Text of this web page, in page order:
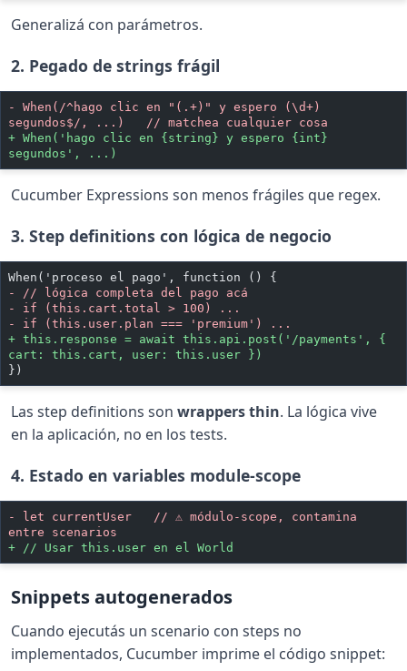
Generalizá con parámetros.
2. Pegado de strings frágil
-
When(/^hago clic en "(.+)" y espero (\d+)
segundos$/, ...)   // matchea cualquier cosa
+ When('hago clic en {string} y espero {int}
segundos', ...)
Cucumber Expressions son menos frágiles que regex.
3. Step definitions con lógica de negocio
When('proceso el pago', function () {
-
// lógica completa del pago acá
-
if (this.cart.total > 100) ...
-
if (this.user.plan === 'premium') ...
+ this.response = await this.api.post('/payments', {
cart: this.cart, user: this.user })
})
Las step definitions son wrappers thin. La lógica vive
en la aplicación, no en los tests.
4. Estado en variables module-scope
-
let currentUser   // ⚠ módulo-scope, contamina
entre scenarios
+ // Usar this.user en el World
Snippets autogenerados
Cuando ejecutás un scenario con steps no
implementados, Cucumber imprime el código snippet: